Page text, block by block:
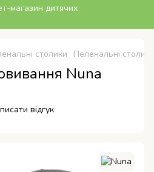
столики Пеленальні
Nuna
відгук